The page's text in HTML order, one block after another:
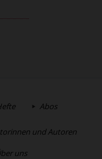
Abos
und Autoren
uns